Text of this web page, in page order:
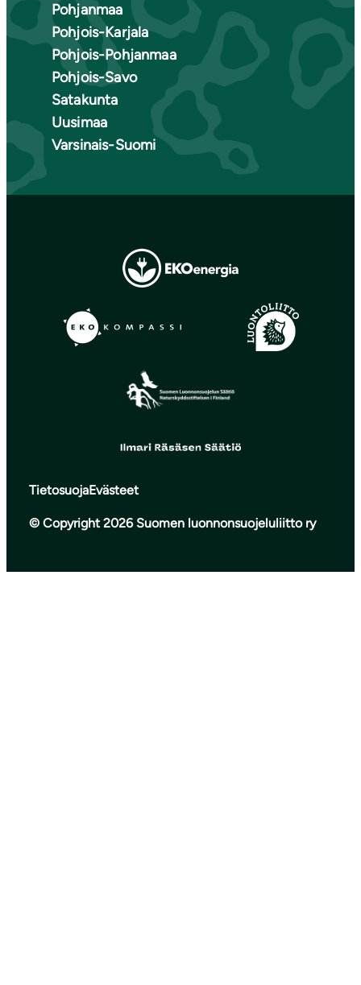
Pohjanmaa
Pohjois-Karjala
Pohjois-Pohjanmaa
Pohjois-Savo
Satakunta
Uusimaa
Varsinais-Suomi
TietosuojaEvästeet
© Copyright 2026 Suomen luonnonsuojeluliitto ry